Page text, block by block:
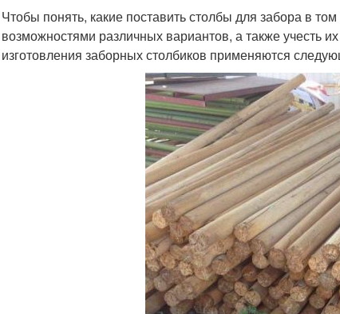
Чтобы понять, какие поставить столбы для забора в
возможностями различных вариантов, а также учесть
изготовления заборных столбиков применяются